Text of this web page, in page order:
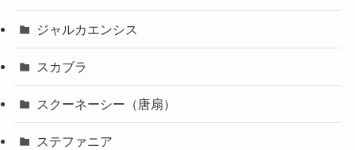
ジャルカエンシス
スカブラ
スクーネーシー（唐扇）
ステファニア